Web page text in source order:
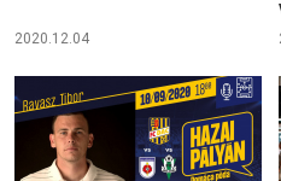
2020.12.04